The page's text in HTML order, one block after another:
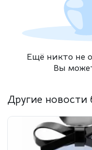
Ещё никто не
Вы
Другие новости